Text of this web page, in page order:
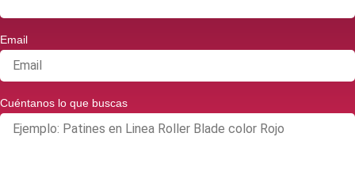
Email
Cuéntanos lo que buscas